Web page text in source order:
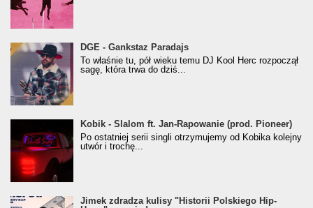
donGURALesko z nagrodą za
Klasyczny/Trueschoolowy Album Roku
(Popkillery 2023)
DGE - Gankstaz Paradajs
To właśnie tu, pół wieku temu DJ Kool Herc rozpoczął
sagę, która trwa do dziś...
Kobik - Slalom ft. Jan-Rapowanie (prod. Pioneer)
[Official Music Visualiser]
Kobik - Slalom ft. Jan-Rapowanie (prod. Pioneer)
Po ostatniej serii singli otrzymujemy od Kobika kolejny
utwór i trochę...
Jimek zdradza kulisy "Historii Polskiego Hip-
Jimek zdradza kulisy "Historii Polskiego Hip-